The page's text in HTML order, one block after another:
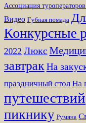
Ассоциация
Видео Губная помада
Конкурсные
2022 Люкс
завтракНа
праздничный стол На
путешествий
пикнику Румяна